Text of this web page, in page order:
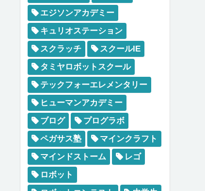
エジソンアカデミー
キュリオステーション
スクラッチ
スクールIE
タミヤロボットスクール
テックフォーエレメンタリー
ヒューマンアカデミー
ブログ
プログラボ
ペガサス塾
マインクラフト
マインドストーム
レゴ
ロボット